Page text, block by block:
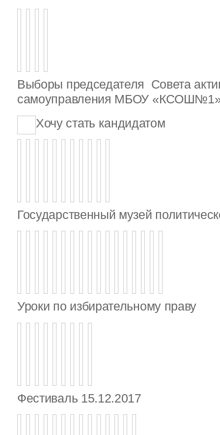
Выборы председателя Совета
самоуправления МБОУ
Хочу стать кандидатом
Государственный музей
Уроки по избирательному праву
Фестиваль 15.12.2017